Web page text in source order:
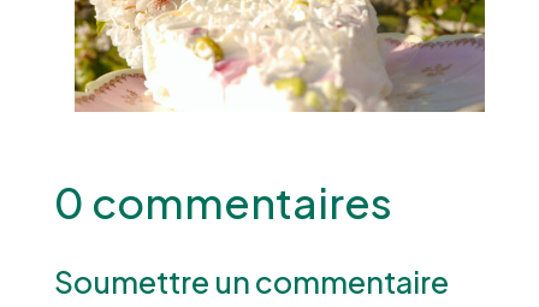
0 commentaires
Soumettre un commentaire